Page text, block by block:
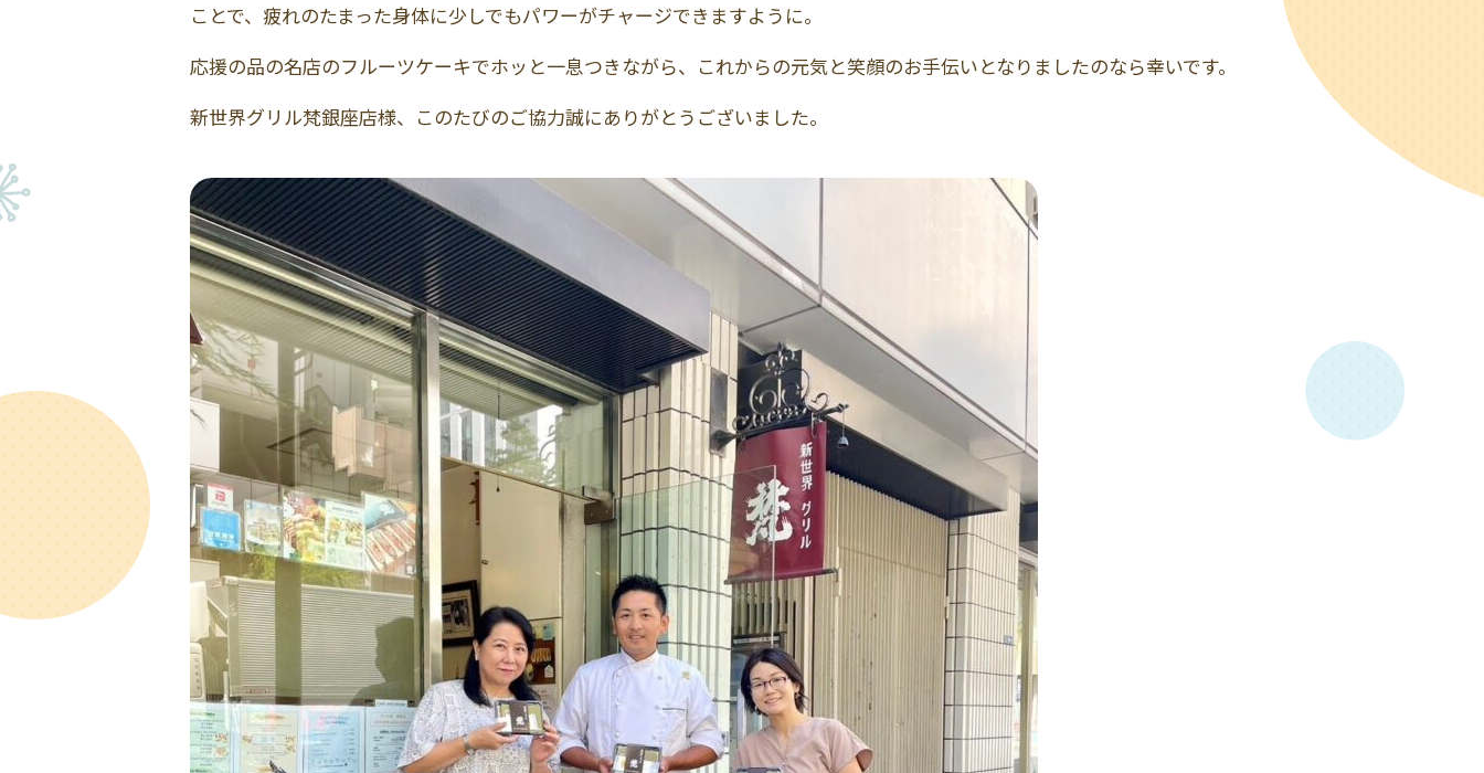
ことで、疲れのたまった身体に少しでもパワーがチャージできますように。
応援の品の名店のフルーツケーキでホッと一息つきながら、これからの元気と笑顔のお手伝いとなりましたのなら幸いです。
新世界グリル梵銀座店様、このたびのご協力誠にありがとうございました。